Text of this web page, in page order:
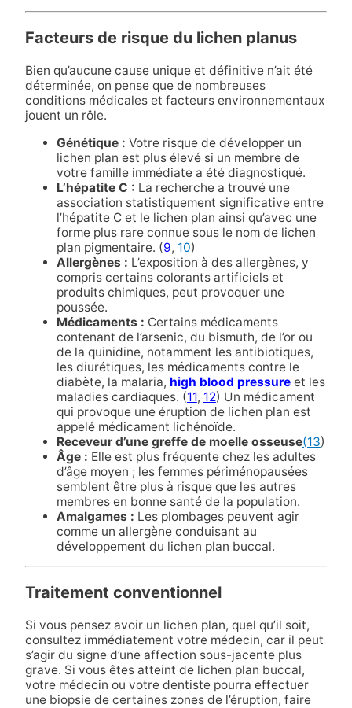
Facteurs de risque du lichen planus
Bien qu’aucune cause unique et définitive n’ait été
déterminée, on pense que de nombreuses
conditions médicales et facteurs environnementaux
jouent un rôle.
Génétique : Votre risque de développer un
lichen plan est plus élevé si un membre de
votre famille immédiate a été diagnostiqué.
L’hépatite C : La recherche a trouvé une
association statistiquement significative entre
l’hépatite C et le lichen plan ainsi qu’avec une
forme plus rare connue sous le nom de lichen
plan pigmentaire. (9, 10)
Allergènes : L’exposition à des allergènes, y
compris certains colorants artificiels et
produits chimiques, peut provoquer une
poussée.
Médicaments : Certains médicaments
contenant de l’arsenic, du bismuth, de l’or ou
de la quinidine, notamment les antibiotiques,
les diurétiques, les médicaments contre le
diabète, la malaria, high blood pressureet les
maladies cardiaques. (11, 12) Un médicament
qui provoque une éruption de lichen plan est
appelé médicament lichénoïde.
Receveur d’une greffe de moelle osseuse(13)
Âge : Elle est plus fréquente chez les adultes
d’âge moyen ; les femmes périménopausées
semblent être plus à risque que les autres
membres en bonne santé de la population.
Amalgames : Les plombages peuvent agir
comme un allergène conduisant au
développement du lichen plan buccal.
Traitement conventionnel
Si vous pensez avoir un lichen plan, quel qu’il soit,
consultez immédiatement votre médecin, car il peut
s’agir du signe d’une affection sous-jacente plus
grave. Si vous êtes atteint de lichen plan buccal,
votre médecin ou votre dentiste pourra effectuer
une biopsie de certaines zones de l’éruption, faire